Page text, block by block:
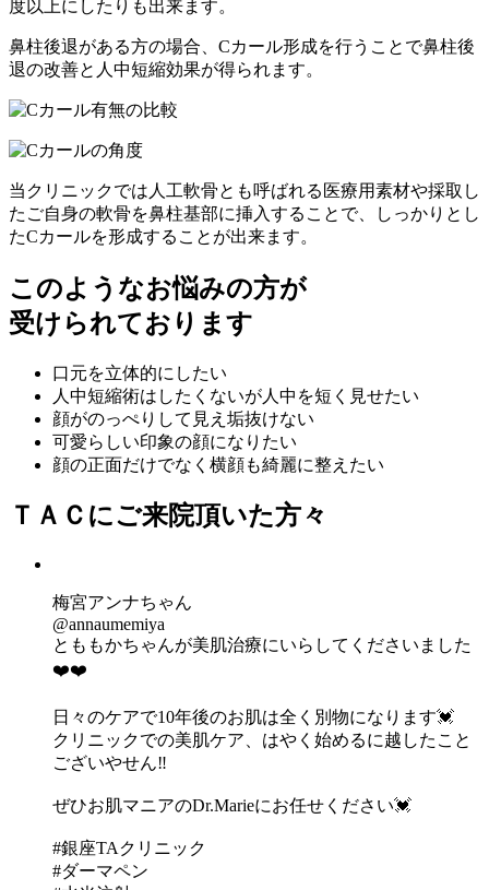
度以上に したりも出来ます。
鼻柱後退がある方の場合、Cカール形成を行うことで鼻柱後
退の改善と人中短縮効果が得られます。
当クリニックでは人工軟骨とも呼ばれる 医療用素材や採取し
たご自身の軟骨を鼻柱基部に挿入することで、しっかりとし
たCカールを形成することが出来ます。
このようなお悩みの方が
受けられております
口元を立体的にしたい
人中短縮術はしたくないが人中を短く 見せたい
顔がのっぺりして見え 垢抜けない
可愛らしい印象の顔になりたい
顔の正面だけでなく 横顔も綺麗に整えたい
ＴＡＣにご来院頂いた方々
梅宮アンナちゃん
@annaumemiya
とももかちゃんが美肌治療にいらしてくださいました
❤️❤️
日々のケアで10年後のお肌は全く別物になります💓
クリニックでの美肌ケア、はやく始めるに越したこと
ございやせん‼️
ぜひお肌マニアのDr.Marieにお任せください💓
#銀座TAクリニック
#ダーマペン